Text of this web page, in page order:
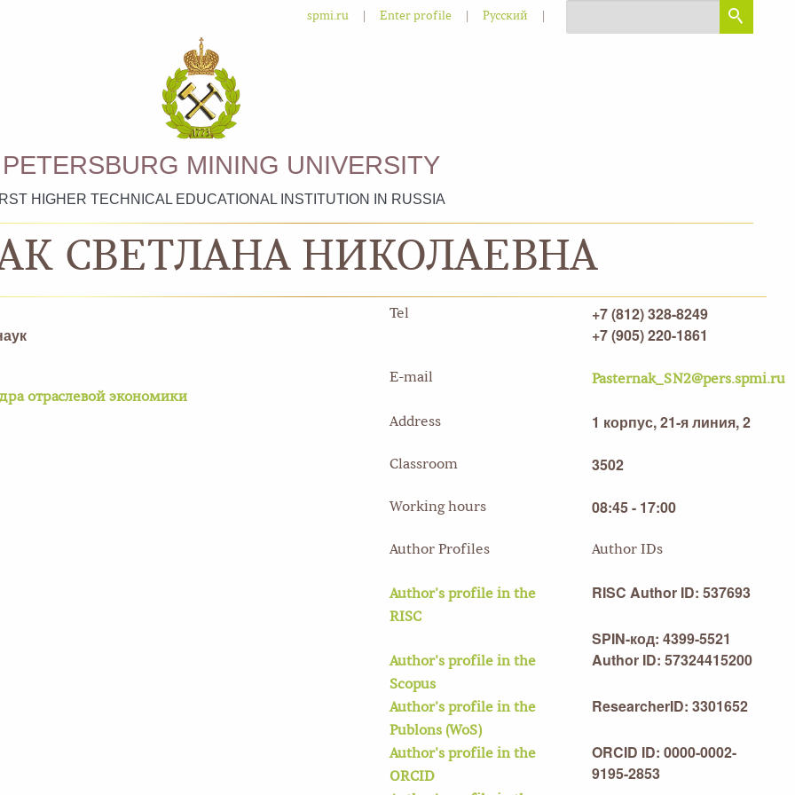
spmi.ru Enter profile Русский
MINING UNIVERSITY
HIGHER TECHNICAL EDUCATIONAL INSTITUTION IN RUSSIA
СВЕТЛАНА НИКОЛАЕВНА
отраслевой экономики
Tel
+7 (812) 328-8249
+7 (905) 220-1861
Е-mail Pasternak_SN2@pers.spmi.ru
Address 1 корпус, 21-я линия, 2
Classroom 3502
Working hours 08:45 - 17:00
Author Profiles Author IDs
Author's profile in the
RISC
RISC Author ID: 537693
SPIN-код: 4399-5521
Author's profile in the
Scopus
Author ID: 57324415200
Author's profile in the
Publons (WoS)
ResearcherID: 3301652
Author's profile in the
ORCID
ORCID ID: 0000-0002-
9195-2853